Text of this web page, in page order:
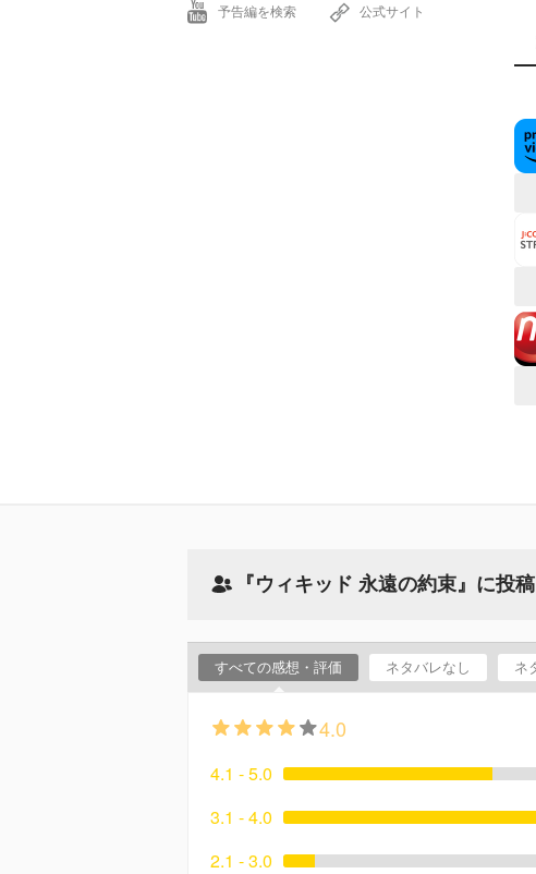
予告編を検索 公式サイト
『ウィキッド 永遠の約束』に投
すべての感想・評価 ネタバレなし ネ
4.0
4.1 - 5.0
3.1 - 4.0
2.1 - 3.0